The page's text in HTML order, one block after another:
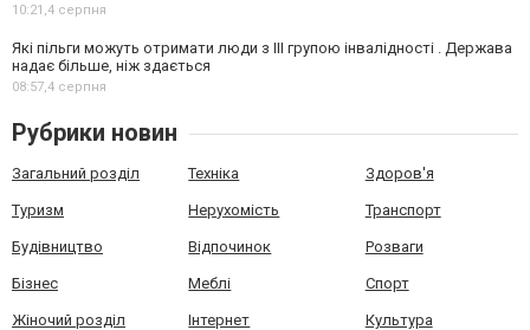
10:21,4 серпня
Які пільги можуть отримати люди з III групою інвалідності . Держава
надає більше, ніж здається
08:57,4 серпня
Рубрики новин
Загальний розділ Техніка Здоров'я
Туризм Нерухомість Транспорт
Будівництво Відпочинок Розваги
Бізнес Меблі Спорт
Жіночий розділ Інтернет Культура